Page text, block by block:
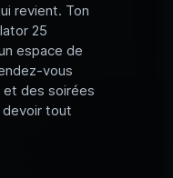
revient. Ton
25
espace de
vous
et des soirées
devoir tout